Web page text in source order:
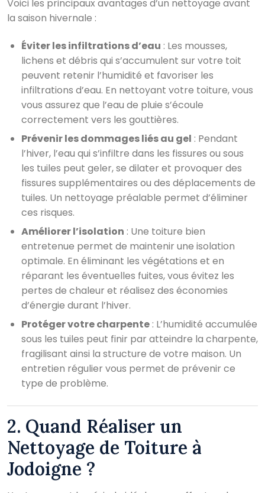
Voici les principaux avantages d’un nettoyage avant
la saison hivernale :
Éviter les infiltrations d’eau : Les mousses,
lichens et débris qui s’accumulent sur votre toit
peuvent retenir l’humidité et favoriser les
infiltrations d’eau. En nettoyant votre toiture, vous
vous assurez que l’eau de pluie s’écoule
correctement vers les gouttières.
Prévenir les dommages liés au gel : Pendant
l’hiver, l’eau qui s’infiltre dans les fissures ou sous
les tuiles peut geler, se dilater et provoquer des
fissures supplémentaires ou des déplacements de
tuiles. Un nettoyage préalable permet d’éliminer
ces risques.
Améliorer l’isolation : Une toiture bien
entretenue permet de maintenir une isolation
optimale. En éliminant les végétations et en
réparant les éventuelles fuites, vous évitez les
pertes de chaleur et réalisez des économies
d’énergie durant l’hiver.
Protéger votre charpente : L’humidité accumulée
sous les tuiles peut finir par atteindre la charpente,
fragilisant ainsi la structure de votre maison. Un
entretien régulier vous permet de prévenir ce
type de problème.
2. Quand Réaliser un
Nettoyage de Toiture à
Jodoigne ?